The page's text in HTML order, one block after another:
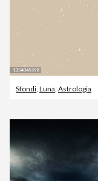
Sfondi, Luna, Astrologia